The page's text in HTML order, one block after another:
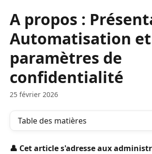
A propos :
Automatisation et
paramètres de
confidentialité
25 février 2026
Table des matières
👤 Cet article s'adresse aux